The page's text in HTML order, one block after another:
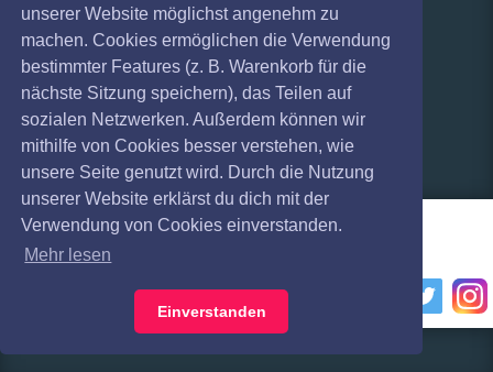
unserer Website möglichst angenehm zu
machen. Cookies ermöglichen die Verwendung
bestimmter Features (z. B. Warenkorb für die
nächste Sitzung speichern), das Teilen auf
sozialen Netzwerken. Außerdem können wir
mithilfe von Cookies besser verstehen, wie
unsere Seite genutzt wird. Durch die Nutzung
unserer Website erklärst du dich mit der
Verwendung von Cookies einverstanden.
Mehr lesen
Einverstanden
Absagen Gutscheine
Geschäftskunden
Kartenrückgabe
Besucherregistrierung